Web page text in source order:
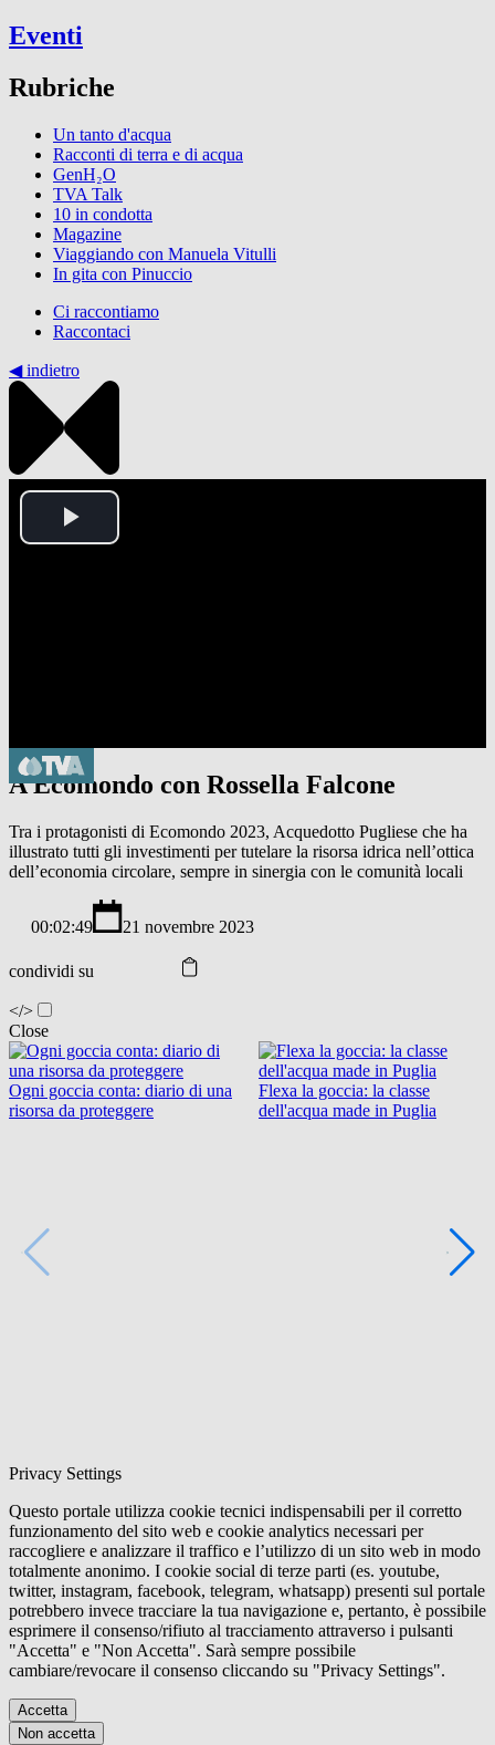
Eventi
Rubriche
Un tanto d'acqua
Racconti di terra e di acqua
GenH₂O
TVA Talk
10 in condotta
Magazine
Viaggiando con Manuela Vitulli
In gita con Pinuccio
Ci raccontiamo
Raccontaci
◀︎ indietro
Play
A Ecomondo con Rossella Falcone
Tra i protagonisti di Ecomondo 2023, Acquedotto Pugliese che ha
illustrato tutti gli investimenti per tutelare la risorsa idrica nell’ottica
dell’economia circolare, sempre in sinergia con le comunità locali
00:02:49 21 novembre 2023
condividi su
</>
Close
Ogni goccia conta: diario di una
risorsa da proteggere
Flexa la goccia: la classe
dell'acqua made in Puglia
Privacy Settings
Questo portale utilizza cookie tecnici indispensabili per il corretto
funzionamento del sito web e cookie analytics necessari per
raccogliere e analizzare il traffico e l’utilizzo di un sito web in modo
totalmente anonimo. I cookie social di terze parti (es. youtube,
twitter, instagram, facebook, telegram, whatsapp) presenti sul portale
potrebbero invece tracciare la tua navigazione e, pertanto, è possibile
esprimere il consenso/rifiuto al tracciamento attraverso i pulsanti
"Accetta" e "Non Accetta". Sarà sempre possibile
cambiare/revocare il consenso cliccando su "Privacy Settings".
Accetta
Non accetta